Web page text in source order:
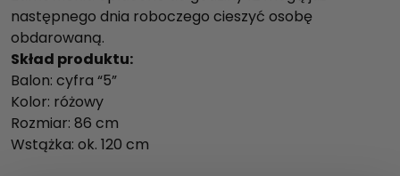
a
"
5
"
następnego dnia roboczego cieszyć osobę
obdarowaną.
Skład produktu:
Balon: cyfra “5”
Kolor: różowy
Rozmiar: 86 cm
Wstążka: ok. 120 cm